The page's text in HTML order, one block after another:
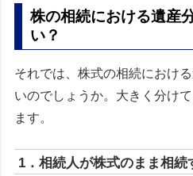
株の相続における遺産
い？
それでは、株式の相続におけ
いのでしょうか。大きく分け
ます。
1．相続人が株式のまま相続